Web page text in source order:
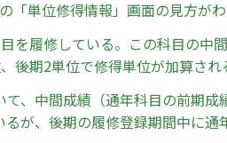
「単位修得情報」画面の見方がわ
を履修している。この科目の中
後期2単位で修得単位が加算され
て、中間成績（通年科目の前期
るが、後期の履修登録期間中に通